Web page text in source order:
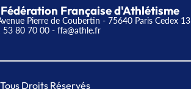
Française d'Athlétisme
Pierre de Coubertin - 75640 Paris Cedex 13
53 80 70 00 - ffa@athle.fr
Droits Réservés